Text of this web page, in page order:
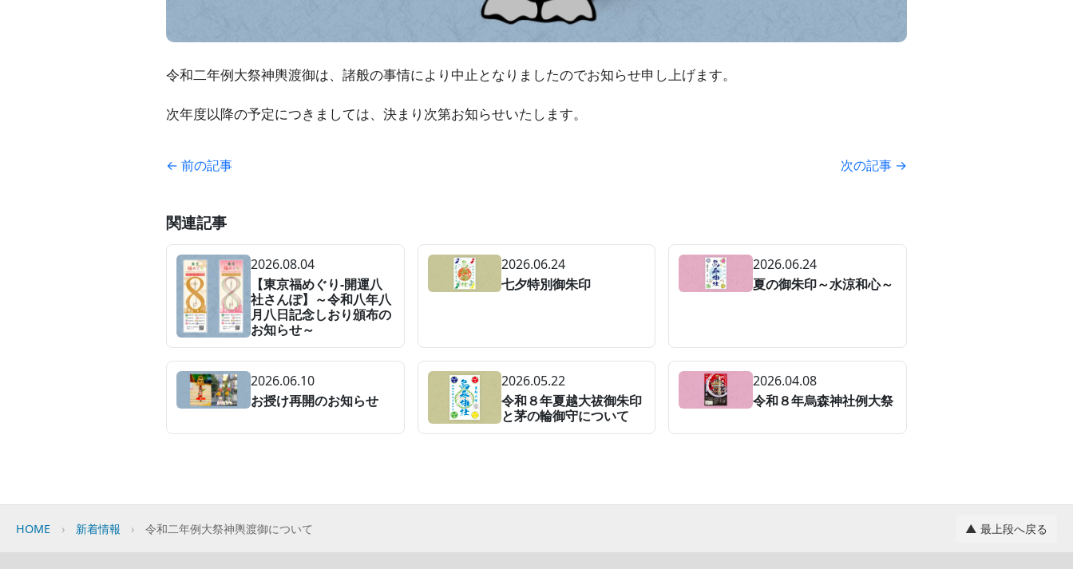
令和二年例大祭神輿渡御は、諸般の事情により中止となりましたのでお知らせ申し上げます。
次年度以降の予定につきましては、決まり次第お知らせいたします。
← 前の記事 次の記事 →
関連記事
2026.08.04
【東京福めぐり-開運八
社さんぽ】～令和八年八
月八日記念しおり頒布の
お知らせ～
2026.06.24
七夕特別御朱印
2026.06.24
夏の御朱印～水涼和心～
2026.06.10
お授け再開のお知らせ
2026.05.22
令和８年夏越大祓御朱印
と茅の輪御守について
2026.04.08
令和８年烏森神社例大祭
HOME 新着情報 令和二年例大祭神輿渡御について ▲ 最上段へ戻る